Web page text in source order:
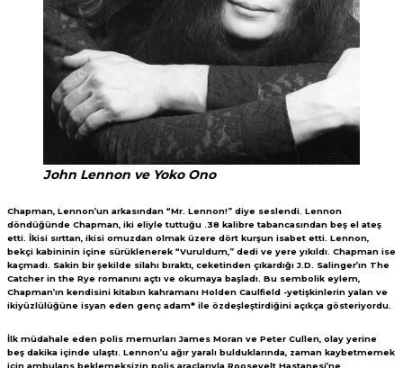
John Lennon ve Yoko Ono
Chapman, Lennon’un arkasından “Mr. Lennon!” diye seslendi. Lennon
döndüğünde Chapman, iki eliyle tuttuğu .38 kalibre tabancasından beş el ateş
etti. İkisi sırttan, ikisi omuzdan olmak üzere dört kurşun isabet etti. Lennon,
bekçi kabininin içine sürüklenerek “Vuruldum,” dedi ve yere yıkıldı. Chapman ise
kaçmadı. Sakin bir şekilde silahı bıraktı, ceketinden çıkardığı J.D. Salinger’ın The
Catcher in the Rye romanını açtı ve okumaya başladı. Bu sembolik eylem,
Chapman’ın kendisini kitabın kahramanı Holden Caulfield -yetişkinlerin yalan ve
ikiyüzlülüğüne isyan eden genç adam* ile özdeşleştirdiğini açıkça gösteriyordu.
İlk müdahale eden polis memurları James Moran ve Peter Cullen, olay yerine
beş dakika içinde ulaştı. Lennon’u ağır yaralı bulduklarında, zaman kaybetmemek
için ambulans beklemeksizin polis araçlarıyla Roosevelt Hastanesi’ne